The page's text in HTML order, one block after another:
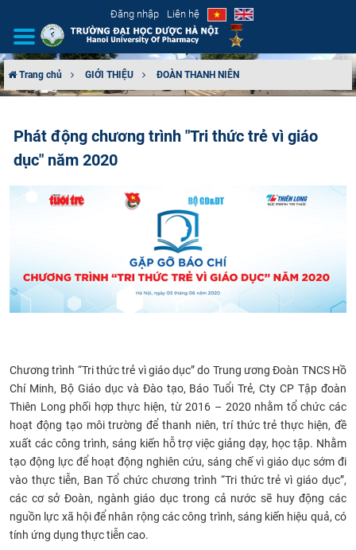
Đăng nhập Liên hệ
CƠ CẤU TỔ CHỨC
TUYỂN SINH
ĐẢM BẢO CHẤT LƯỢNG
KHOA HỌC CÔNG NGHỆ
CỰU NGƯỜI HỌC
Trang chủ GIỚI THIỆU ĐOÀN THANH NIÊN
Phát động chương trình "Tri thức trẻ vì giáo
dục" năm 2020
Chương trình “Tri thức trẻ vì giáo dục” do Trung ương Đoàn TNCS Hồ
Chí Minh, Bộ Giáo dục và Đào tạo, Báo Tuổi Trẻ, Cty CP Tập đoàn
Thiên Long phối hợp thực hiện, từ 2016 – 2020 nhằm tổ chức các
hoạt động tạo môi trường để thanh niên, trí thức trẻ thực hiện, đề
xuất các công trình, sáng kiến hỗ trợ việc giảng dạy, học tập. Nhằm
tạo động lực để hoạt động nghiên cứu, sáng chế vì giáo dục sớm đi
vào thực tiễn, Ban Tổ chức chương trình “Tri thức trẻ vì giáo dục”,
các cơ sở Đoàn, ngành giáo dục trong cả nước sẽ huy động các
nguồn lực xã hội để nhân rộng các công trình, sáng kiến hiệu quả, có
tính ứng dụng thực tiễn cao.